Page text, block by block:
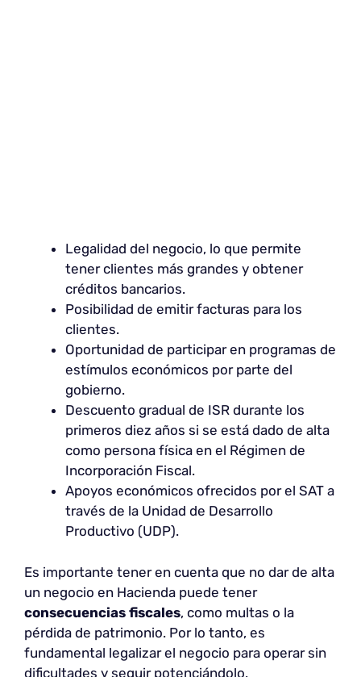
Legalidad del negocio, lo que permite
tener clientes más grandes y obtener
créditos bancarios.
Posibilidad de emitir facturas para los
clientes.
Oportunidad de participar en programas de
estímulos económicos por parte del
gobierno.
Descuento gradual de ISR durante los
primeros diez años si se está dado de alta
como persona física en el Régimen de
Incorporación Fiscal.
Apoyos económicos ofrecidos por el SAT a
través de la Unidad de Desarrollo
Productivo (UDP).
Es importante tener en cuenta que no dar de alta
un negocio en Hacienda puede tener
consecuencias fiscales, como multas o la
pérdida de patrimonio. Por lo tanto, es
fundamental legalizar el negocio para operar sin
dificultades y seguir potenciándolo.